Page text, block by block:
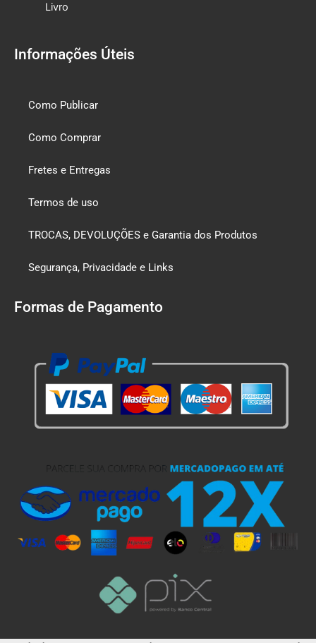
Livro
Informações Úteis
Como Publicar
Como Comprar
Fretes e Entregas
Termos de uso
TROCAS, DEVOLUÇÕES e Garantia dos Produtos
Segurança, Privacidade e Links
Formas de Pagamento